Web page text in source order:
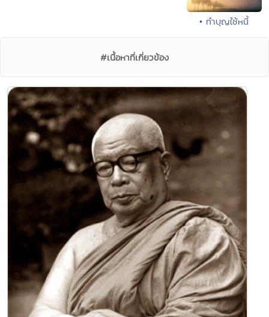
• ทำบุญใช้หนี้
#เนื้อหาที่เกี่ยวข้อง